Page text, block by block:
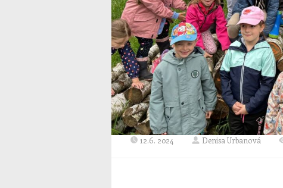
12.6. 2024 Denisa Urbanová